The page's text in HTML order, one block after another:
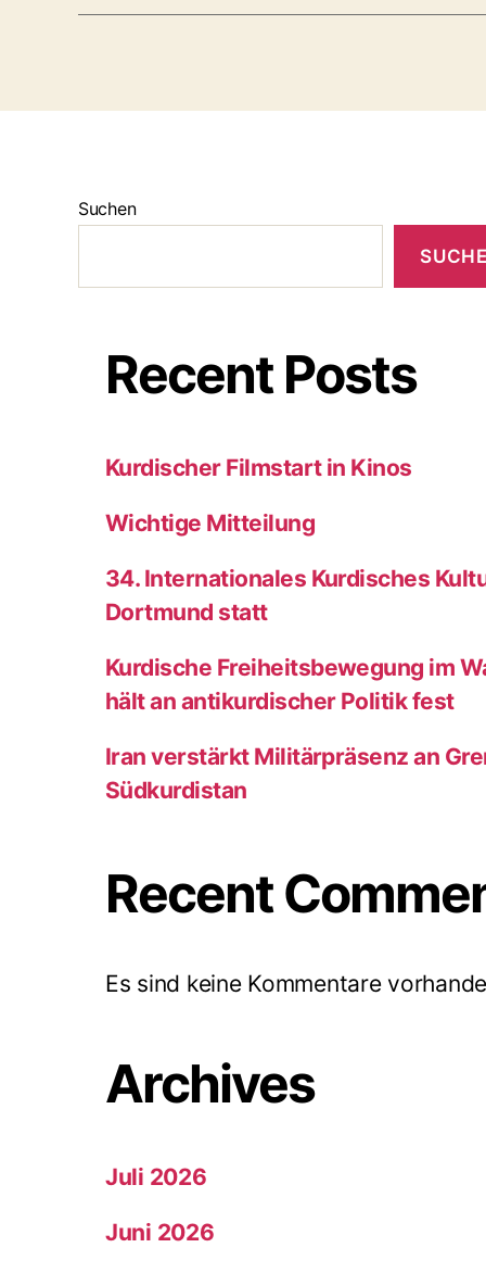
Suchen
Recent Posts
Kurdischer Filmstart in Kinos
Wichtige Mitteilung
34. Internationales Kurdisches
Dortmund statt
Kurdische Freiheitsbewegung im
hält an antikurdischer Politik fest
Iran verstärkt Militärpräsenz an
Südkurdistan
Recent
Es sind keine Kommentare
Archives
Juli 2026
Juni 2026